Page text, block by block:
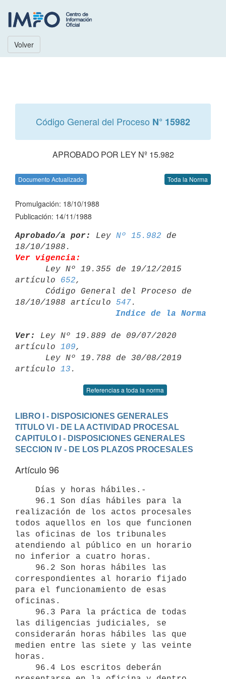
Volver
Código General del Proceso N° 15982
APROBADO POR LEY Nº 15.982
Documento Actualizado Toda la Norma
Promulgación: 18/10/1988
Publicación: 14/11/1988
Aprobado/a por: Ley Nº 15.982 de
Ver vigencia:
artículo 652,
18/10/1988 artículo 547
Indice de la Norma
Ver:
Ley Nº 19.889 de 09/07/2020
artículo 109,
artículo 13
Referencias a toda la norma
LIBRO I - DISPOSICIONES GENERALES
TITULO VI - DE LA ACTIVIDAD PROCESAL
CAPITULO I - DISPOSICIONES GENERALES
SECCION IV - DE LOS PLAZOS PROCESALES
Artículo 96
realización de los actos procesales
todos aquellos en los que funcionen
las oficinas de los tribunales
atendiendo al público en un horario
no inferior a cuatro horas.
correspondientes al horario fijado
para el funcionamiento de esas
oficinas.
las diligencias judiciales, se
considerarán horas hábiles las que
medien entre las siete y las veinte
horas.